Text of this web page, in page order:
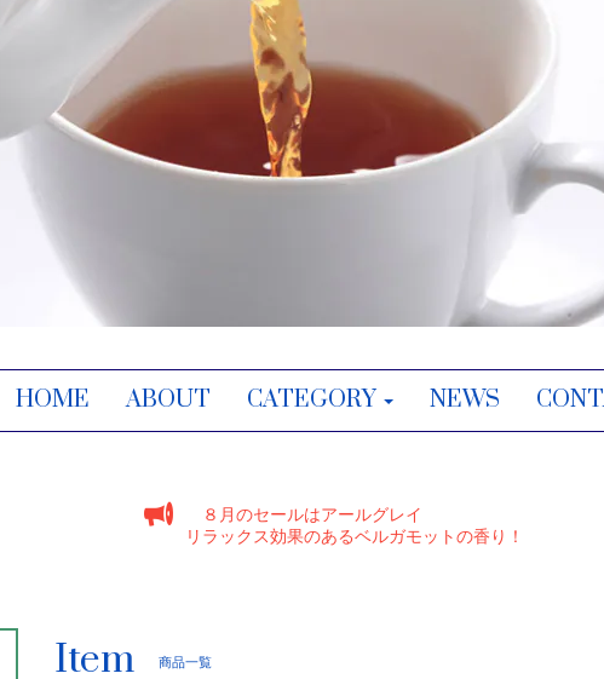
HOME ABOUT CATEGORY NEWS
８月のセールはアールグレイ
リラックス効果のあるベルガモットの香り！
Item 商品一覧